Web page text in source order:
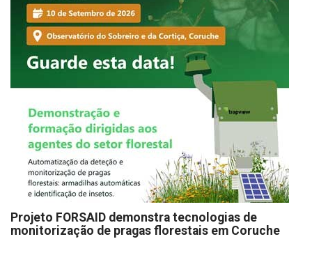
Projeto FORSAID demonstra tecnologias de
monitorização de pragas florestais em Coruche